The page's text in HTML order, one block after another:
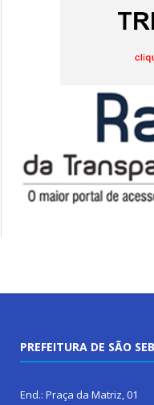
PREFEITURA DE SÃO
End.: Praça da Matriz, 01